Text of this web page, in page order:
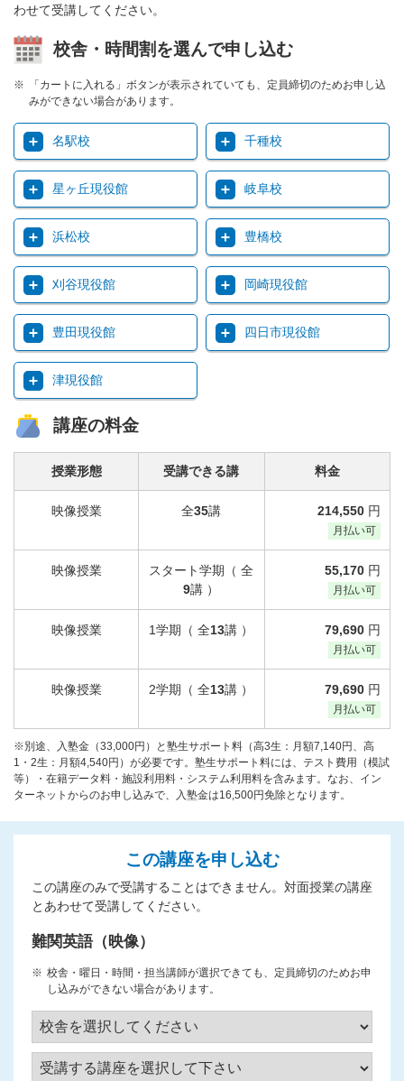
わせて受講してください。
校舎・時間割を選んで申し込む
「カートに入れる」ボタンが表示されていても、定員締切のためお申し込
みができない場合があります。
名駅校 千種校
星ヶ丘現役館 岐阜校
浜松校 豊橋校
刈谷現役館 岡崎現役館
豊田現役館 四日市現役館
津現役館
講座の料金
授業形態
映像授業
映像授業
映像授業
映像授業
受講できる講
全35講
スタート学期（ 全
9講 ）
1学期（ 全13講 ）
2学期（ 全13講 ）
料金
214,550 円
月払い可
55,170 円
月払い可
79,690 円
月払い可
79,690 円
月払い可
※別途、入塾金（33,000円）と塾生サポート料（高3生：月額7,140円、高
1・2生：月額4,540円）が必要です。塾生サポート料には、テスト費用（模試
等）・在籍データ料・施設利用料・システム利用料を含みます。なお、イン
ターネットからのお申し込みで、入塾金は16,500円免除となります。
この講座を申し込む
この講座のみで受講することはできません。対面授業の講座
とあわせて受講してください。
難関英語（映像）
校舎・曜日・時間・担当講師が選択できても、定員締切のためお申
し込みができない場合があります。